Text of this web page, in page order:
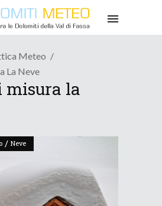
Meteo
La Neve
misura la
/ Neve